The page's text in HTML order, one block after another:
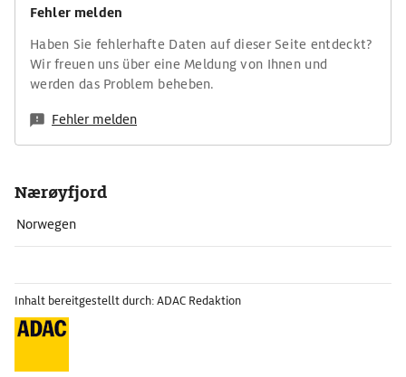
Fehler melden
Haben Sie fehlerhafte Daten auf dieser Seite entdeckt?
Wir freuen uns über eine Meldung von Ihnen und
werden das Problem beheben.
Fehler melden
Nærøyfjord
Norwegen
Inhalt bereitgestellt durch: ADAC Redaktion